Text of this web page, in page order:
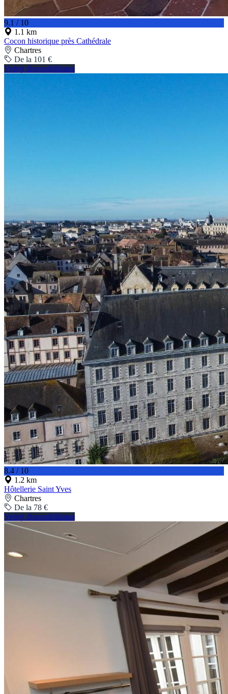
9.1 / 10
1.1 km
Cocon historique près Cathédrale
Chartres
De la 101 €
Vedeți disponibilitatea
8.4 / 10
1.2 km
Hôtellerie Saint Yves
Chartres
De la 78 €
Vedeți disponibilitatea